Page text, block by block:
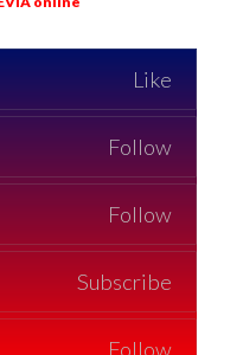
Like
Follow
Follow
Subscribe
Follow